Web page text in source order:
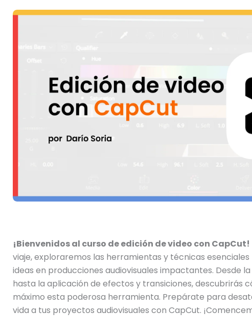
¡Bienvenidos al curso de edición de video con CapCut!
viaje, exploraremos las herramientas y técnicas
ideas en producciones audiovisuales impactantes. Desde
hasta la aplicación de efectos y transiciones, descubrirás
máximo esta poderosa herramienta. Prepárate para
vida a tus proyectos audiovisuales con CapCut.